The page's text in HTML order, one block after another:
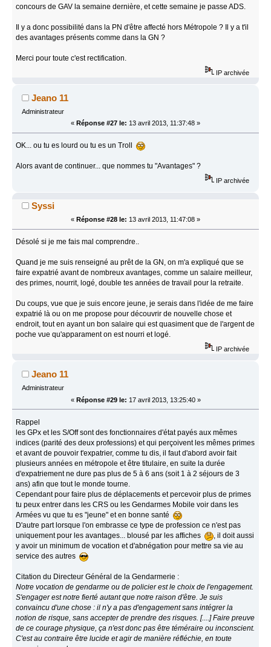
concours de GAV la semaine dernière, et cette semaine je passe ADS.
Il y a donc possibilité dans la PN d'être affecté hors Métropole ? Il y a t'il
des avantages présents comme dans la GN ?
Merci pour toute c'est rectification.
IP archivée
Jeano 11
Administrateur
« Réponse #27 le: 13 avril 2013, 11:37:48 »
OK... ou tu es lourd ou tu es un Troll
Alors avant de continuer... que nommes tu "Avantages" ?
IP archivée
Syssi
« Réponse #28 le: 13 avril 2013, 11:47:08 »
Désolé si je me fais mal comprendre..
Quand je me suis renseigné au prêt de la GN, on m'a expliqué que se
faire expatrié avant de nombreux avantages, comme un salaire meilleur,
des primes, nourrit, logé, double tes années de travail pour la retraite.
Du coups, vue que je suis encore jeune, je serais dans l'idée de me faire
expatrié là ou on me propose pour découvrir de nouvelle chose et
endroit, tout en ayant un bon salaire qui est quasiment que de l'argent de
poche vue qu'apparament on est nourri et logé.
IP archivée
Jeano 11
Administrateur
« Réponse #29 le: 17 avril 2013, 13:25:40 »
Rappel
les GPx et les S/Off sont des fonctionnaires d'état payés aux mêmes
indices (parité des deux professions) et qui perçoivent les mêmes primes
et avant de pouvoir t'expatrier, comme tu dis, il faut d'abord avoir fait
plusieurs années en métropole et être titulaire, en suite la durée
d'expatriement ne dure pas plus de 5 à 6 ans (soit 1 à 2 séjours de 3
ans) afin que tout le monde tourne.
Cependant pour faire plus de déplacements et percevoir plus de primes
tu peux entrer dans les CRS ou les Gendarmes Mobile voir dans les
Armées vu que tu es "jeune" et en bonne santé
D'autre part lorsque l'on embrasse ce type de profession ce n'est pas
uniquement pour les avantages... blousé par les affiches
, il doit aussi
y avoir un minimum de vocation et d'abnégation pour mettre sa vie au
service des autres
Citation du Directeur Général de la Gendarmerie :
Notre vocation de gendarme ou de policier est le choix de l'engagement.
S'engager est notre fierté autant que notre raison d'être. Je suis
convaincu d'une chose : il n'y a pas d'engagement sans intégrer la
notion de risque, sans accepter de prendre des risques. [....] Faire preuve
de ce courage physique, ça n'est donc pas être téméraire ou inconscient.
C'est au contraire être lucide et agir de manière réfléchie, en toute